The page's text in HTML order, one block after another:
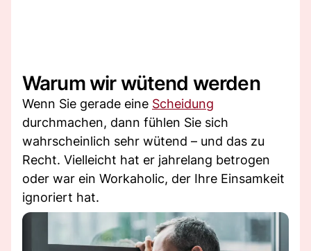
Warum wir wütend werden
Wenn Sie gerade eine Scheidung
durchmachen, dann fühlen Sie sich
wahrscheinlich sehr wütend – und das zu
Recht. Vielleicht hat er jahrelang betrogen
oder war ein Workaholic, der Ihre Einsamkeit
ignoriert hat.